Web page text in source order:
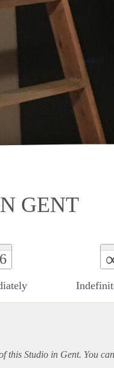
GENT
Studio in Gent. You